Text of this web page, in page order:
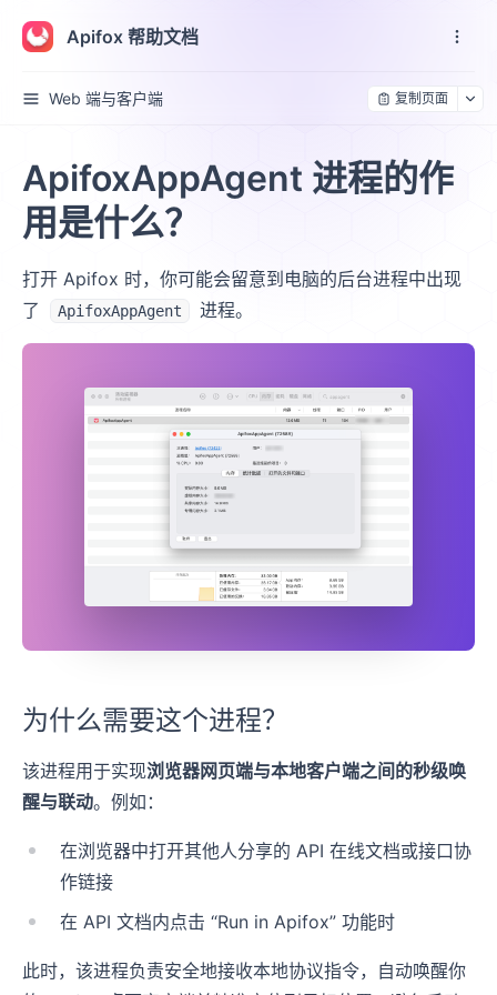
Apifox 帮助文档
Web 端与客户端 复制页面
ApifoxAppAgent 进程的作
用是什么？
打开 Apifox 时，你可能会留意到电脑的后台进程中出现
了
ApifoxAppAgent 进程。
为什么需要这个进程？
该进程用于实现浏览器网页端与本地客户端之间的秒级唤
醒与联动。例如：
在浏览器中打开其他人分享的 API 在线文档或接口协
作链接
在 API 文档内点击 “Run in Apifox” 功能时
此时，该进程负责安全地接收本地协议指令，自动唤醒你